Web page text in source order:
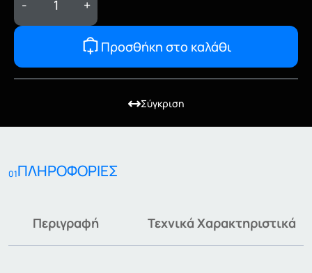
- +
Προσθήκη στο καλάθι
Σύγκριση
01ΠΛΗΡΟΦΟΡΙΕΣ
Περιγραφή Τεχνικά Χαρακτηριστικά